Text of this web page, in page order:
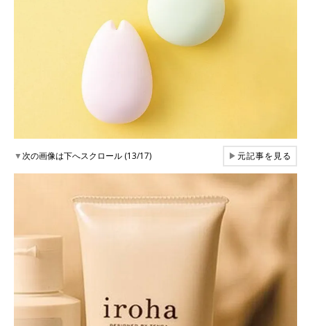
▼次の画像は下へスクロール (13/17) ▶元記事を見る